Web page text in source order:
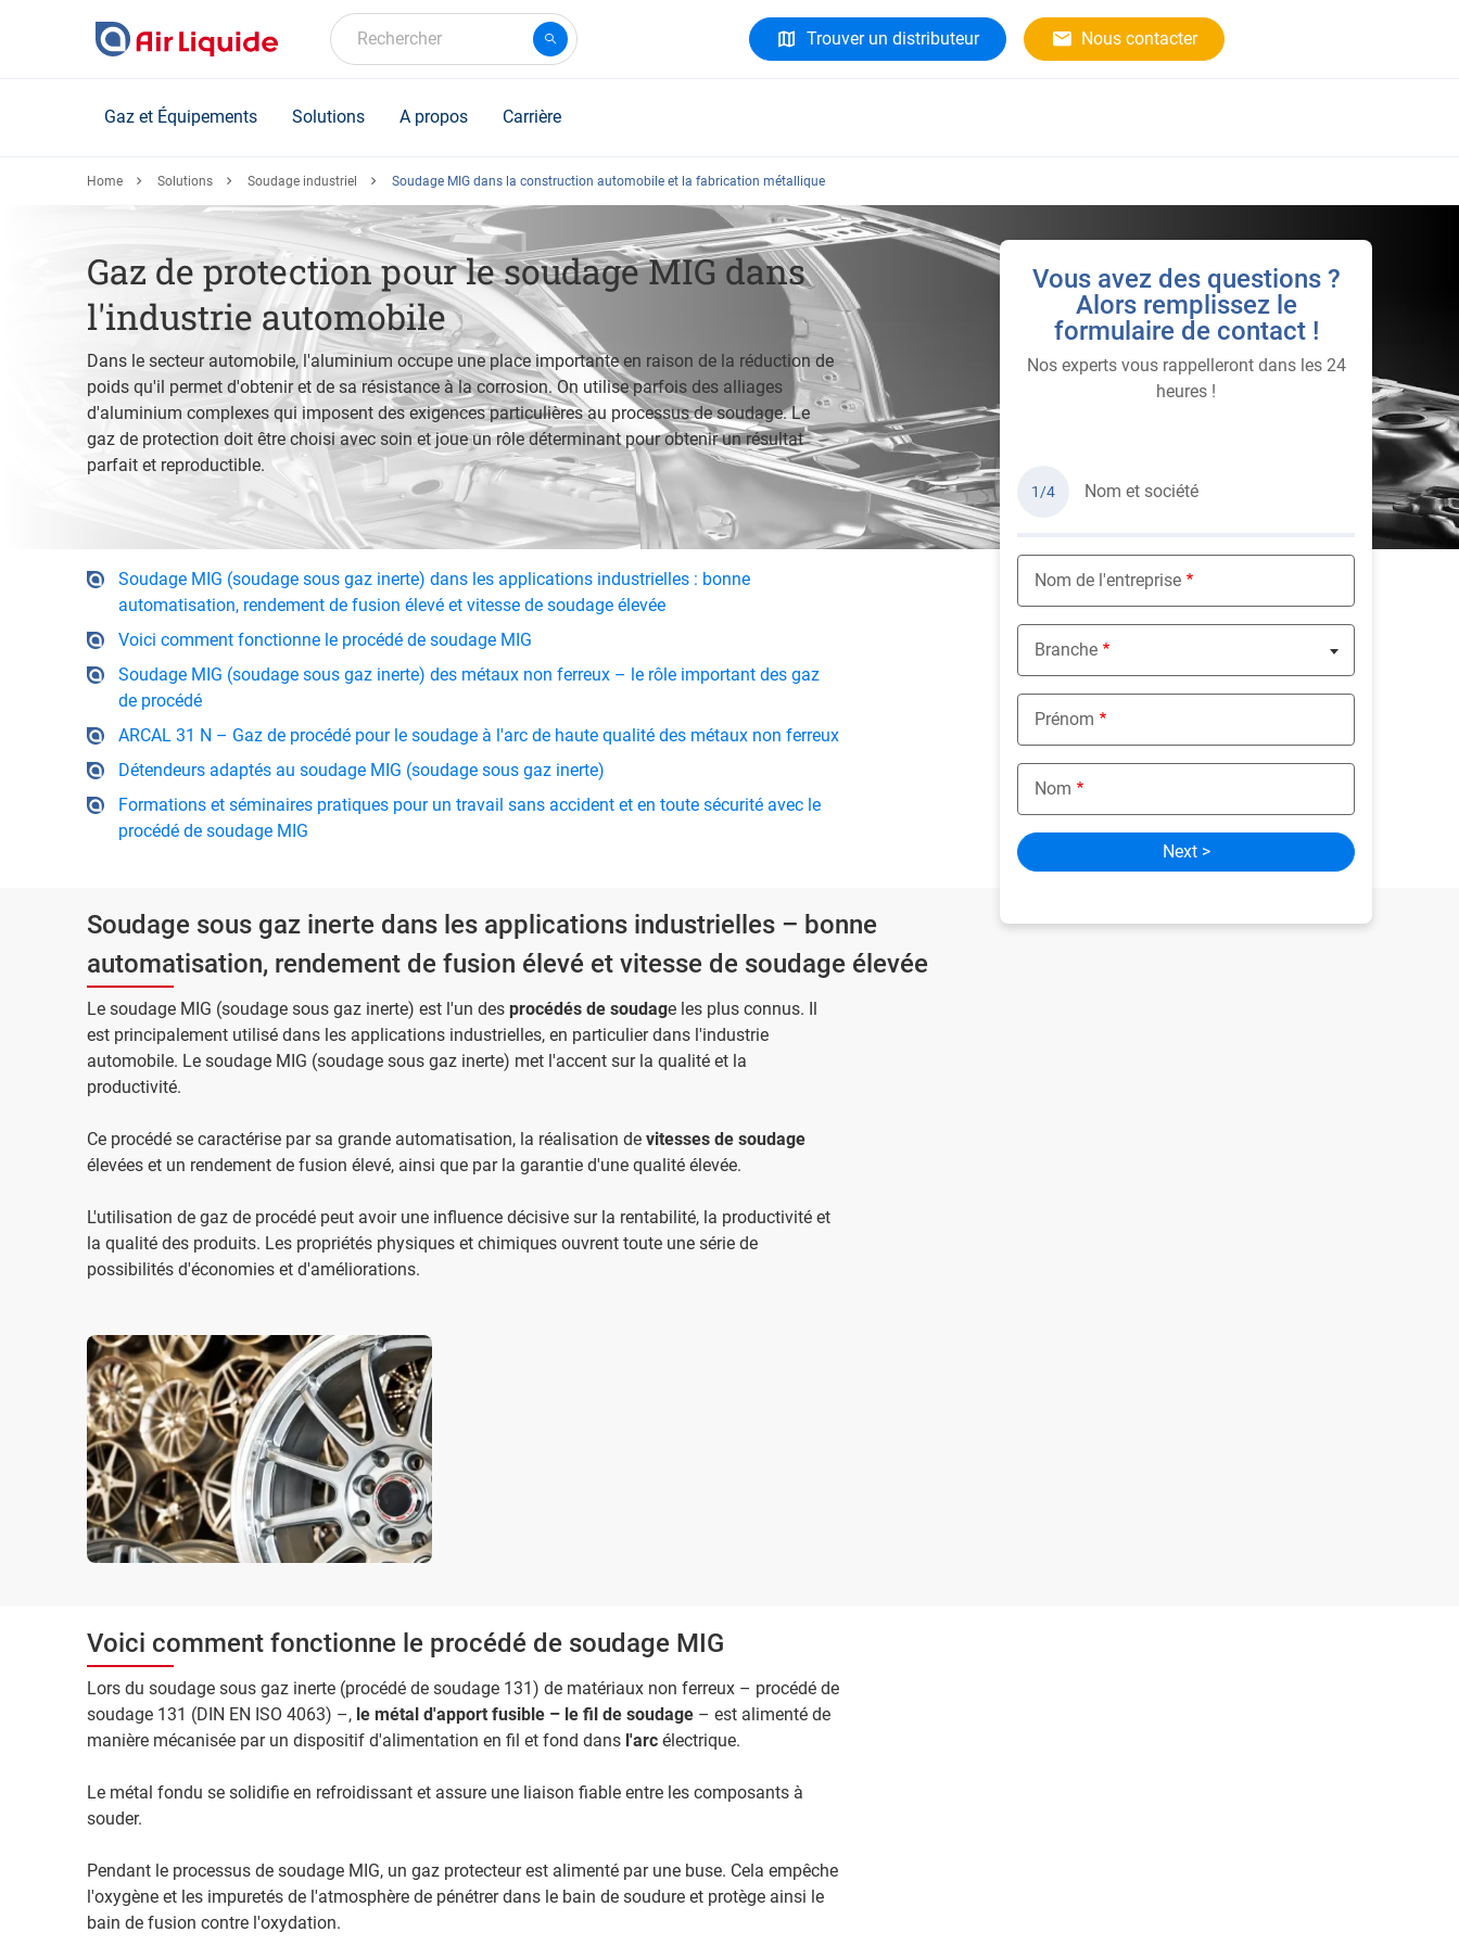
Rechercher Trouver un distributeur Nous contacter
Gaz et Équipements Solutions A propos Carrière
Home Solutions Soudage industriel Soudage MIG dans la construction automobile et la fabrication métallique
Gaz de protection pour le soudage MIG dans
l'industrie automobile
Dans le secteur automobile, l'aluminium occupe une place importante en raison de la réduction de
poids qu'il permet d'obtenir et de sa résistance à la corrosion. On utilise parfois des alliages
d'aluminium complexes qui imposent des exigences particulières au processus de soudage. Le
gaz de protection doit être choisi avec soin et joue un rôle déterminant pour obtenir un résultat
parfait et reproductible.
Soudage MIG (soudage sous gaz inerte) dans les applications industrielles : bonne
automatisation, rendement de fusion élevé et vitesse de soudage élevée
Voici comment fonctionne le procédé de soudage MIG
Soudage MIG (soudage sous gaz inerte) des métaux non ferreux – le rôle important des gaz
de procédé
ARCAL 31 N – Gaz de procédé pour le soudage à l'arc de haute qualité des métaux non ferreux
Détendeurs adaptés au soudage MIG (soudage sous gaz inerte)
Formations et séminaires pratiques pour un travail sans accident et en toute sécurité avec le
procédé de soudage MIG
Soudage sous gaz inerte dans les applications industrielles – bonne
automatisation, rendement de fusion élevé et vitesse de soudage élevée
Le soudage MIG (soudage sous gaz inerte) est l'un des procédés de soudage les plus connus. Il
est principalement utilisé dans les applications industrielles, en particulier dans l'industrie
automobile. Le soudage MIG (soudage sous gaz inerte) met l'accent sur la qualité et la
productivité.
Ce procédé se caractérise par sa grande automatisation, la réalisation de vitesses de soudage
élevées et un rendement de fusion élevé, ainsi que par la garantie d'une qualité élevée.
L'utilisation de gaz de procédé peut avoir une influence décisive sur la rentabilité, la productivité et
la qualité des produits. Les propriétés physiques et chimiques ouvrent toute une série de
possibilités d'économies et d'améliorations.
Voici comment fonctionne le procédé de soudage MIG
Lors du soudage sous gaz inerte (procédé de soudage 131) de matériaux non ferreux – procédé de
soudage 131 (DIN EN ISO 4063) –, le métal d'apport fusible – le fil de soudage – est alimenté de
manière mécanisée par un dispositif d'alimentation en fil et fond dans l'arc électrique.
Le métal fondu se solidifie en refroidissant et assure une liaison fiable entre les composants à
souder.
Pendant le processus de soudage MIG, un gaz protecteur est alimenté par une buse. Cela empêche
l'oxygène et les impuretés de l'atmosphère de pénétrer dans le bain de soudure et protège ainsi le
bain de fusion contre l'oxydation.
Vous avez des questions ?
Alors remplissez le
formulaire de contact !
Nos experts vous rappelleront dans les 24
heures !
1/4 Nom et société
Nom de l'entreprise
Branche
Nothing selected
Prénom
Nom